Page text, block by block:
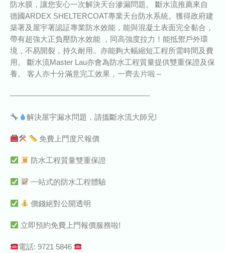
防水膜，讓您安心一次解決天台滲漏問題。 斷水流推薦來自
德國ARDEX SHELTERCOAT專業天台防水系統。獲得政府建
築署及屋宇署認証專業防水效能，能與混凝土表面完全黏合，
帶有超強大正負壓防水效能 ，同高強度拉力！能抵禦戶外環
境，不易開裂，持久耐用。亦能夠大幅縮短工程所需時間及費
用。 斷水流Master Lau亦會為防水工程質量提供雙重保證及保
養。 客人亦十分滿意完工效果，一齊去片啦～
——————————————————–
解決屋宇漏水問題，請搵斷水流大師兄!
免費上門度尺報價
防水工程質量雙重保證
一站式的防水工程體驗
價錢絕對公開透明
立即預約免費上門報價服務啦!
電話: 9721 5846